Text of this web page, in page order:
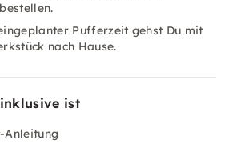
Pufferzeit gehst Du mit
nach Hause.
ist